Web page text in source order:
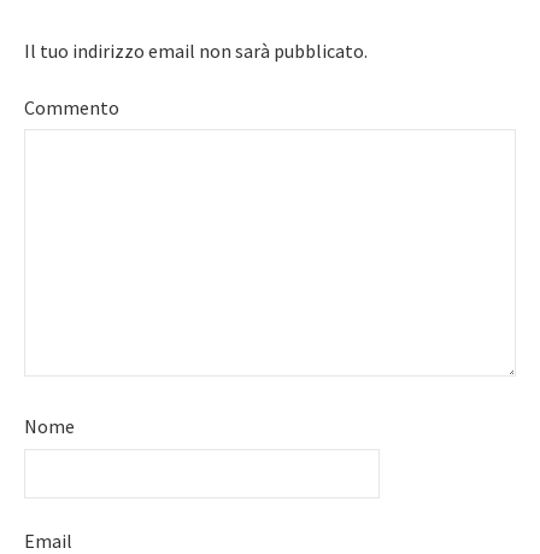
Il tuo indirizzo email non sarà pubblicato.
Commento
Nome
Email